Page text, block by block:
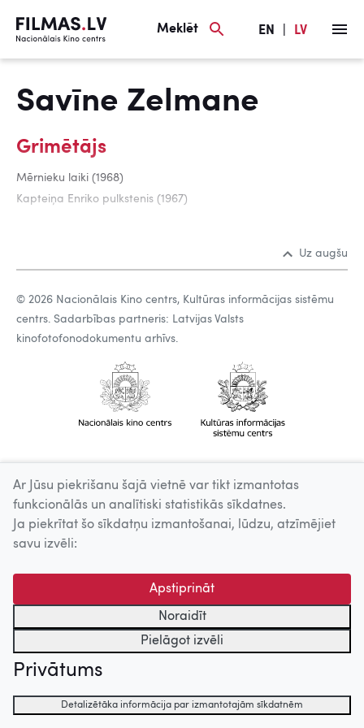
Meklēt EN LV
Savīne Zelmane
Grimētājs
Mērnieku laiki (1968)
Kapteiņa Enriko pulkstenis (1967)
Uz augšu
© 2026 Nacionālais Kino centrs, Kultūras informācijas sistēmu
centrs. Sadarbības partneris: Latvijas Valsts
kinofotofonodokumentu arhīvs.
Ar Jūsu piekrišanu šajā vietnē var tikt izmantotas
funkcionālās un analītiski statistikās sīkdatnes.
Ja piekrītat šo sīkdatņu izmantošanai, lūdzu, atzīmējiet
savu izvēli:
Apstiprināt
Noraidīt
Pielāgot izvēli
Privātums
Detalizētāka informācija par izmantotajām sīkdatnēm